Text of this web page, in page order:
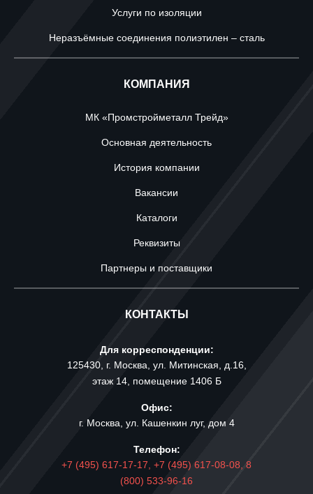
Услуги по изоляции
Неразъёмные соединения полиэтилен – сталь
КОМПАНИЯ
МК «Промстройметалл Трейд»
Основная деятельность
История компании
Вакансии
Каталоги
Реквизиты
Партнеры и поставщики
КОНТАКТЫ
Для корреспонденции:
125430, г. Москва, ул. Митинская, д.16,
этаж 14, помещение 1406 Б
Офис:
г. Москва, ул. Кашенкин луг, дом 4
Телефон:
+7 (495) 617-17-17, +7 (495) 617-08-08, 8
(800) 533-96-16